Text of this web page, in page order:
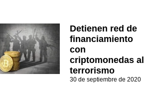
Detienen red de
financiamiento
con
criptomonedas al
terrorismo
30 de septiembre de 2020